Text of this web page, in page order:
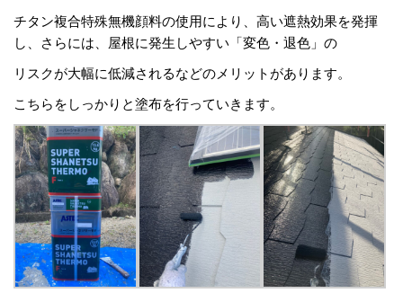
チタン複合特殊無機顔料の使用により、高い遮熱効果を発揮
し、さらには、屋根に発生しやすい「変色・退色」の
リスクが大幅に低減されるなどのメリットがあります。
こちらをしっかりと塗布を行っていきます。